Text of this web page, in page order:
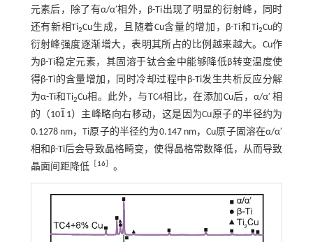
元素后，除了有α/α′相外，β-Ti出现了明显的衍射峰，同时
还有新相Ti2Cu生成，且随着Cu含量的增加，β-Ti和Ti2Cu的
衍射峰强度逐渐增大，表明其所占的比例越来越大。Cu作
为β-Ti稳定元素，其固溶于钛合金中能够降低β转变温度使
得β-Ti的含量增加，同时冷却过程中β-Ti发生共析反应分解
为α-Ti和Ti2Cu相。此外，与TC4相比，在添加Cu后，α/α′ 相
的（101
¯
1 ¯1）主峰略向右移动，这是因为Cu原子的半径约为
0.1278 nm，Ti原子的半径约为0.147 nm，Cu原子固溶在α/α′
相和β-Ti后会导致晶格畸变，使得晶格常数降低，从而导致
晶面间距降低［ 16］ 。